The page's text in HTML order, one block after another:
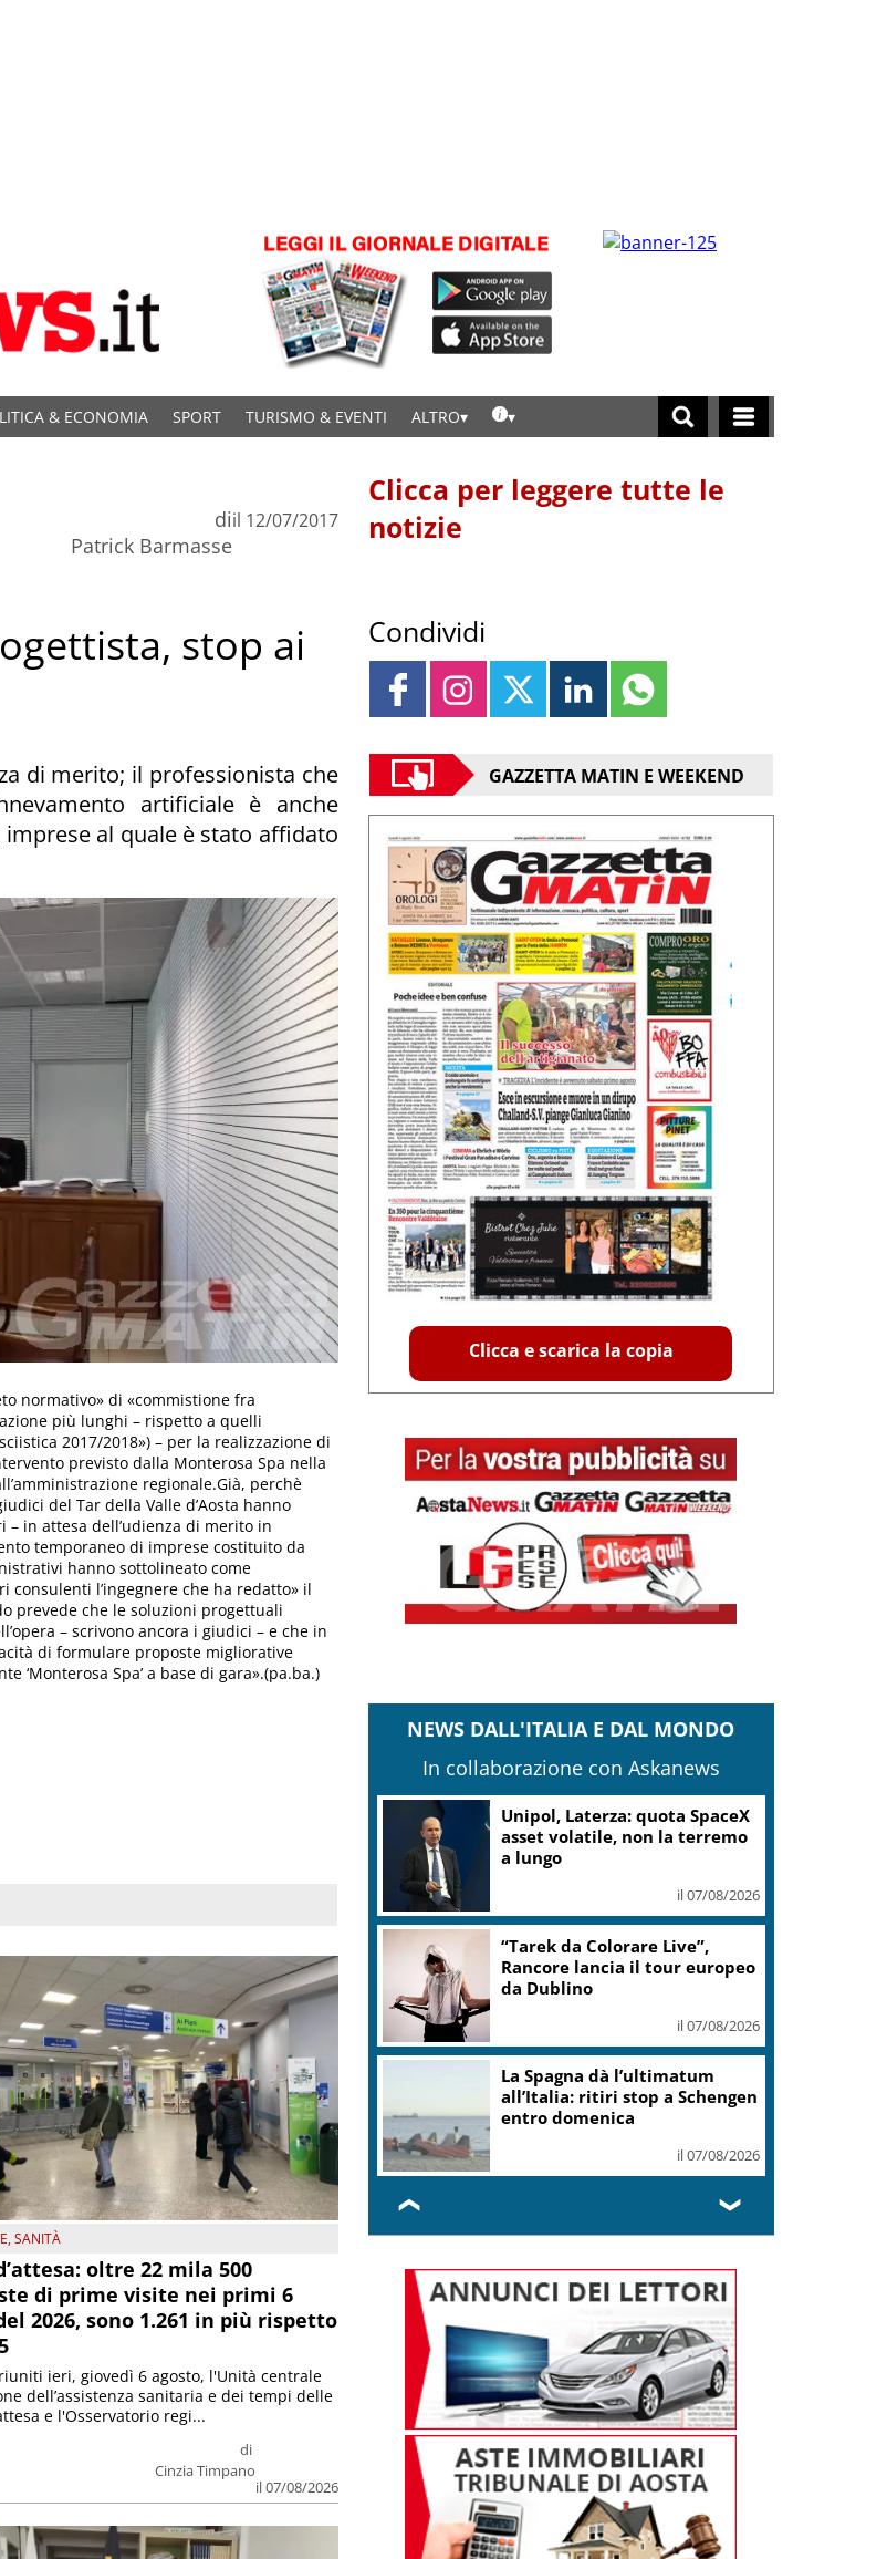
& ECONOMIA SPORT TURISMO & EVENTI ALTRO
di
Patrick Barmasse
il 12/07/2017
stop ai
di merito; il professionista che
artificiale è anche
al quale è stato affidato
normativo» di «commistione fra
più lunghi – rispetto a quelli
2017/2018») – per la realizzazione di
previsto dalla Monterosa Spa nella
regionale.Già, perchè
del Tar della Valle d’Aosta hanno
– in attesa dell’udienza di merito in
temporaneo di imprese costituito da
hanno sottolineato come
l’ingegnere che ha redatto» il
prevede che le soluzioni progettuali
– scrivono ancora i giudici – e che in
di formulare proposte migliorative
‘Monterosa Spa’ a base di gara».(pa.ba.)
,SANITÀ
oltre 22 mila 500
di prime visite nei primi 6
2026, sono 1.261 in più rispetto
di
Cinzia Timpano
il 07/08/2026
ieri, giovedì 6 agosto, l'Unità centrale
dell’assistenza sanitaria e dei tempi delle
e l'Osservatorio regi...
Clicca per leggere tutte le
notizie
Condividi
GAZZETTA MATIN E WEEKEND
Clicca e scarica la copia
NEWS DALL'ITALIA E DAL MONDO
In collaborazione con Askanews
Unipol, Laterza: quota SpaceX
asset volatile, non la terremo
a lungo
il 07/08/2026
“Tarek da Colorare Live”,
Rancore lancia il tour europeo
da Dublino
il 07/08/2026
La Spagna dà l’ultimatum
all’Italia: ritiri stop a Schengen
entro domenica
il 07/08/2026
❮ ❯